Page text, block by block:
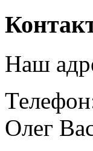
Наш
Олег